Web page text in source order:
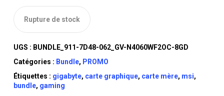
Rupture de stock
UGS : BUNDLE_911-7D48-062_GV-N4060WF2OC-8GD
Catégories : Bundle, PROMO
Étiquettes : gigabyte, carte graphique, carte mère, msi,
bundle, gaming